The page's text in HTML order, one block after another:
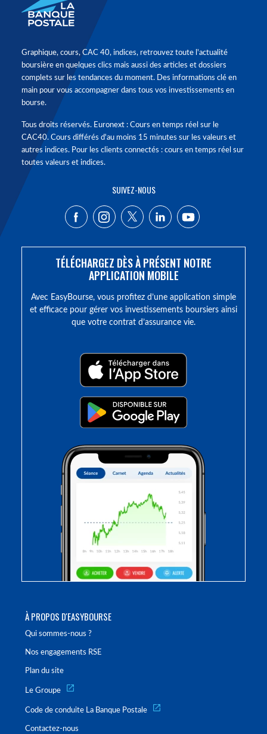
À PROPOS D'EASYBOURSE
Qui sommes-nous ?
Nos engagements RSE
Plan du site
Le Groupe
Code de conduite La Banque Postale
Contactez-nous
Graphique, cours, CAC 40, indices, retrouvez toute l'actualité
boursière en quelques clics mais aussi des articles et dossiers
complets sur les tendances du moment. Des informations clé en
main pour vous accompagner dans tous vos investissements en
bourse.
Tous droits réservés. Euronext : Cours en temps réel sur le
CAC40. Cours différés d'au moins 15 minutes sur les valeurs et
autres indices. Pour les clients connectés : cours en temps réel sur
toutes valeurs et indices.
SUIVEZ-NOUS
TÉLÉCHARGEZ DÈS À PRÉSENT NOTRE
APPLICATION MOBILE
Avec EasyBourse, vous profitez d’une application simple
et efficace pour gérer vos investissements boursiers ainsi
que votre contrat d’assurance vie.